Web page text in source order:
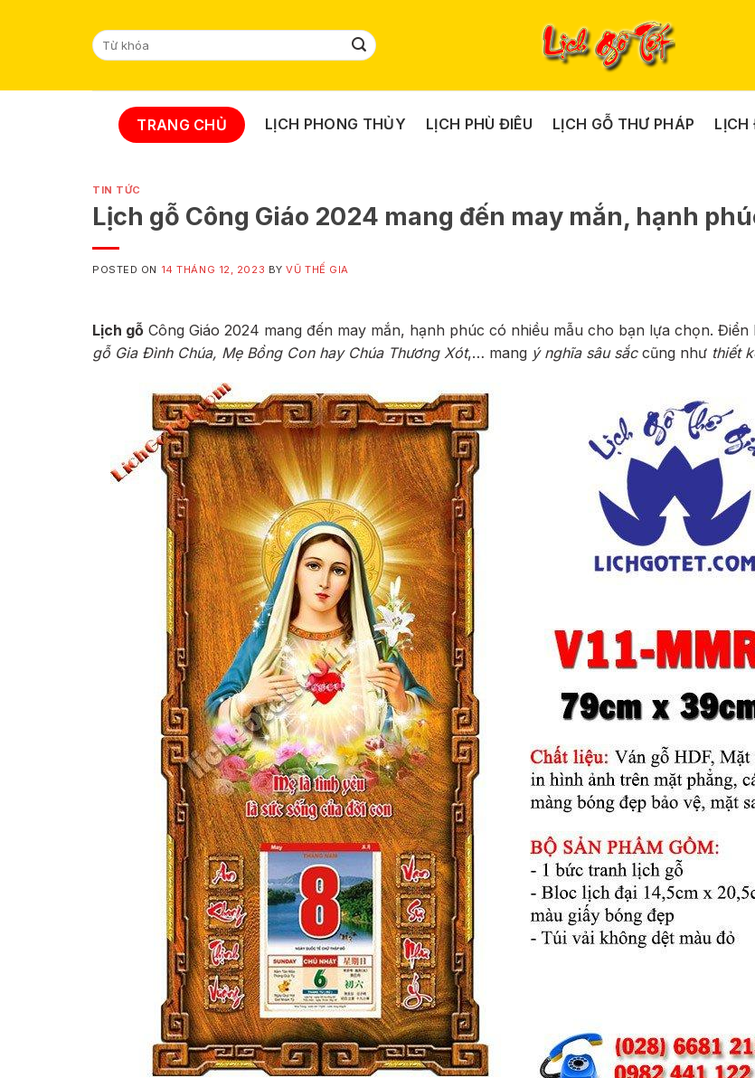
Tìm
kiếm:
TRANG CHỦ LỊCH PHONG THỦY LỊCH PHÙ ĐIÊU LỊCH GỖ THƯ PHÁP LỊCH
TIN TỨC
Lịch gỗ Công Giáo 2024 mang đến may mắn, hạnh
POSTED ON 14 THÁNG 12, 2023 BYVŨ THẾ GIA
Lịch gỗ Công Giáo 2024 mang đến may mắn, hạnh phúc có nhiều mẫu cho bạn lựa chọn.
gỗ Gia Đình Chúa, Mẹ Bồng Con hay Chúa Thương Xót,… mang ý nghĩa sâu sắccũng như thiết